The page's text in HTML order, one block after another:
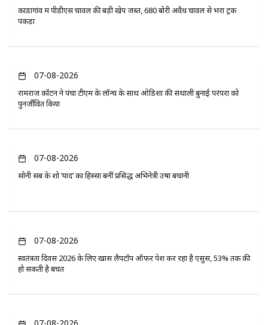
कोंडागांव में पीडीएस चावल की बड़ी खेप जब्त, 680 बोरी अवैध चावल से भरा ट्रक
पकड़ा
07-08-2026
रामराज कॉटन ने पंचा टीएम के लॉन्च के साथ ओडिशा की संथाली बुनाई परंपरा को
पुनर्जीवित किया
07-08-2026
सोनी सब के शो ‘यादें’ का हिस्सा बनीं प्रसिद्ध अभिनेत्री उषा बचानी
07-08-2026
स्वतंत्रता दिवस 2026 के लिए खास लैपटॉप ऑफर पेश कर रहा है एसुस, 53% तक की
हो सकती है बचत